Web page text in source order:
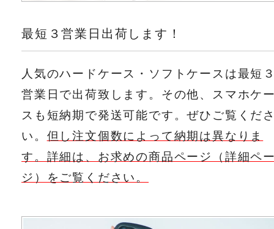
最短３営業日出荷します！
人気のハードケース・ソフトケースは最短
営業日で出荷致します。その他、スマホケ
スも短納期で発送可能です。ぜひご覧くだ
い。 但し注文個数によって納期は異なりま
す。詳細は、お求めの商品ページ（詳細ペ
ジ）をご覧ください。